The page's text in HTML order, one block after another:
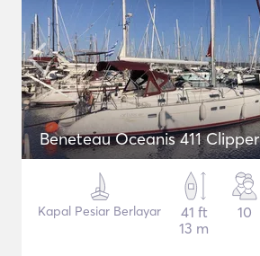
Beneteau Oceanis 411 Clipper
Kapal Pesiar Berlayar
41 ft
13 m
10